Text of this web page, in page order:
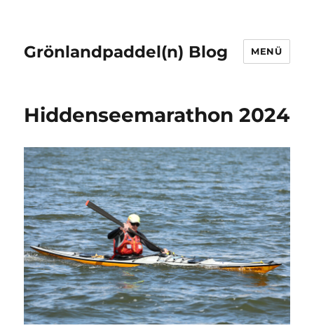
Grönlandpaddel(n) Blog MENÜ
Hiddenseemarathon 2024